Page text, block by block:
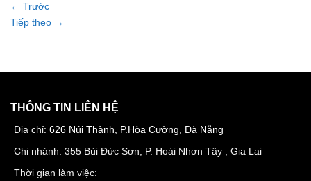
← Trước
Tiếp theo →
THÔNG TIN LIÊN HỆ
Địa chỉ: 626 Núi Thành, P.Hòa Cường, Đà Nẵng
Chi nhánh: 355 Bùi Đức Sơn, P. Hoài Nhơn Tây , Gia Lai
Thời gian làm việc: